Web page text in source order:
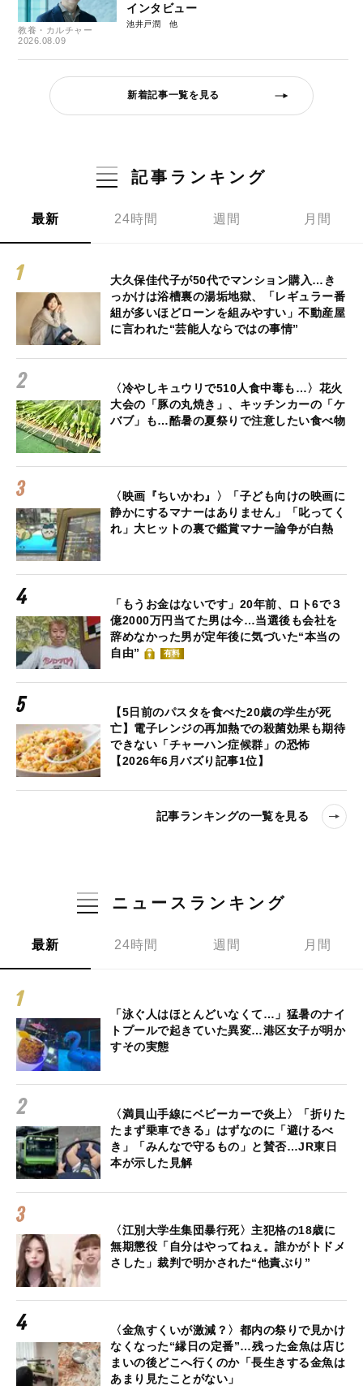
教養・カルチャー
2026.08.09
インタビュー
池井戸潤
新着記事一覧を見る
記事ランキング
最新 24時間 週間 月間
大久保佳代子が50代でマンション購入…き
っかけは浴槽裏の湯垢地獄、「レギュラー番
組が多いほどローンを組みやすい」不動産屋
に言われた“芸能人ならではの事情”
〈冷やしキュウリで510人食中毒も…〉花火
大会の「豚の丸焼き」、キッチンカーの「ケ
バブ」も…酷暑の夏祭りで注意したい食べ物
〈映画『ちいかわ』〉「子ども向けの映画に
静かにするマナーはありません」「叱ってく
れ」大ヒットの裏で鑑賞マナー論争が白熱
「もうお金はないです」20年前、ロト6で３
億2000万円当てた男は今…当選後も会社を
辞めなかった男が定年後に気づいた“本当の
自由”
有料
【5日前のパスタを食べた20歳の学生が死
亡】電子レンジの再加熱での殺菌効果も期待
できない「チャーハン症候群」の恐怖
【2026年6月バズり記事1位】
記事ランキングの一覧を見る
ニュースランキング
最新 24時間 週間 月間
「泳ぐ人はほとんどいなくて…」猛暑のナイ
トプールで起きていた異変…港区女子が明か
すその実態
〈満員山手線にベビーカーで炎上〉「折りた
たまず乗車できる」はずなのに「避けるべ
き」「みんなで守るもの」と賛否…JR東日
本が示した見解
〈江別大学生集団暴行死〉主犯格の18歳に
無期懲役「自分はやってねぇ。誰かがトドメ
さした」裁判で明かされた“他責ぶり”
〈金魚すくいが激減？〉都内の祭りで見かけ
なくなった“縁日の定番”…残った金魚は店じ
まいの後どこへ行くのか「長生きする金魚は
あまり見たことがない」